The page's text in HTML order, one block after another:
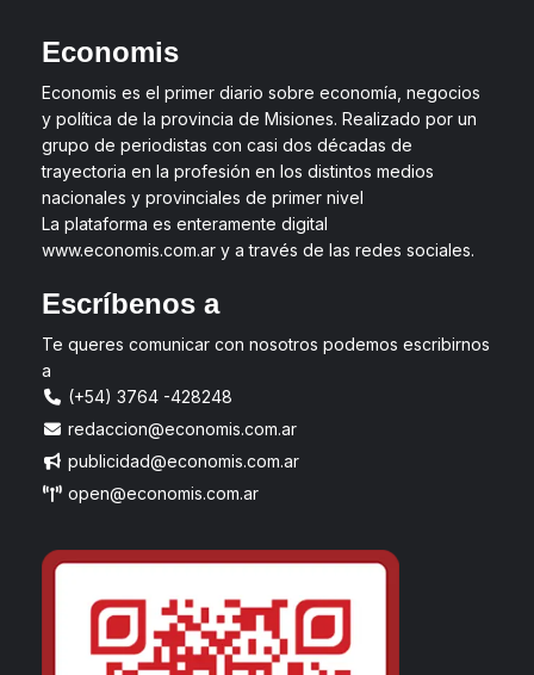
Economis
Economis es el primer diario sobre economía, negocios
y política de la provincia de Misiones. Realizado por un
grupo de periodistas con casi dos décadas de
trayectoria en la profesión en los distintos medios
nacionales y provinciales de primer nivel
La plataforma es enteramente digital
www.economis.com.ar y a través de las redes sociales.
Escríbenos a
Te queres comunicar con nosotros podemos escribirnos
a
(+54) 3764 -428248
redaccion@economis.com.ar
publicidad@economis.com.ar
open@economis.com.ar